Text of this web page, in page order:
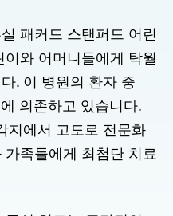
패커드 스탠퍼드 어린
와 어머니들에게 탁월
. 이 병원의 환자 중
의존하고 있습니다.
지에서 고도로 전문화
족들에게 최첨단 치료